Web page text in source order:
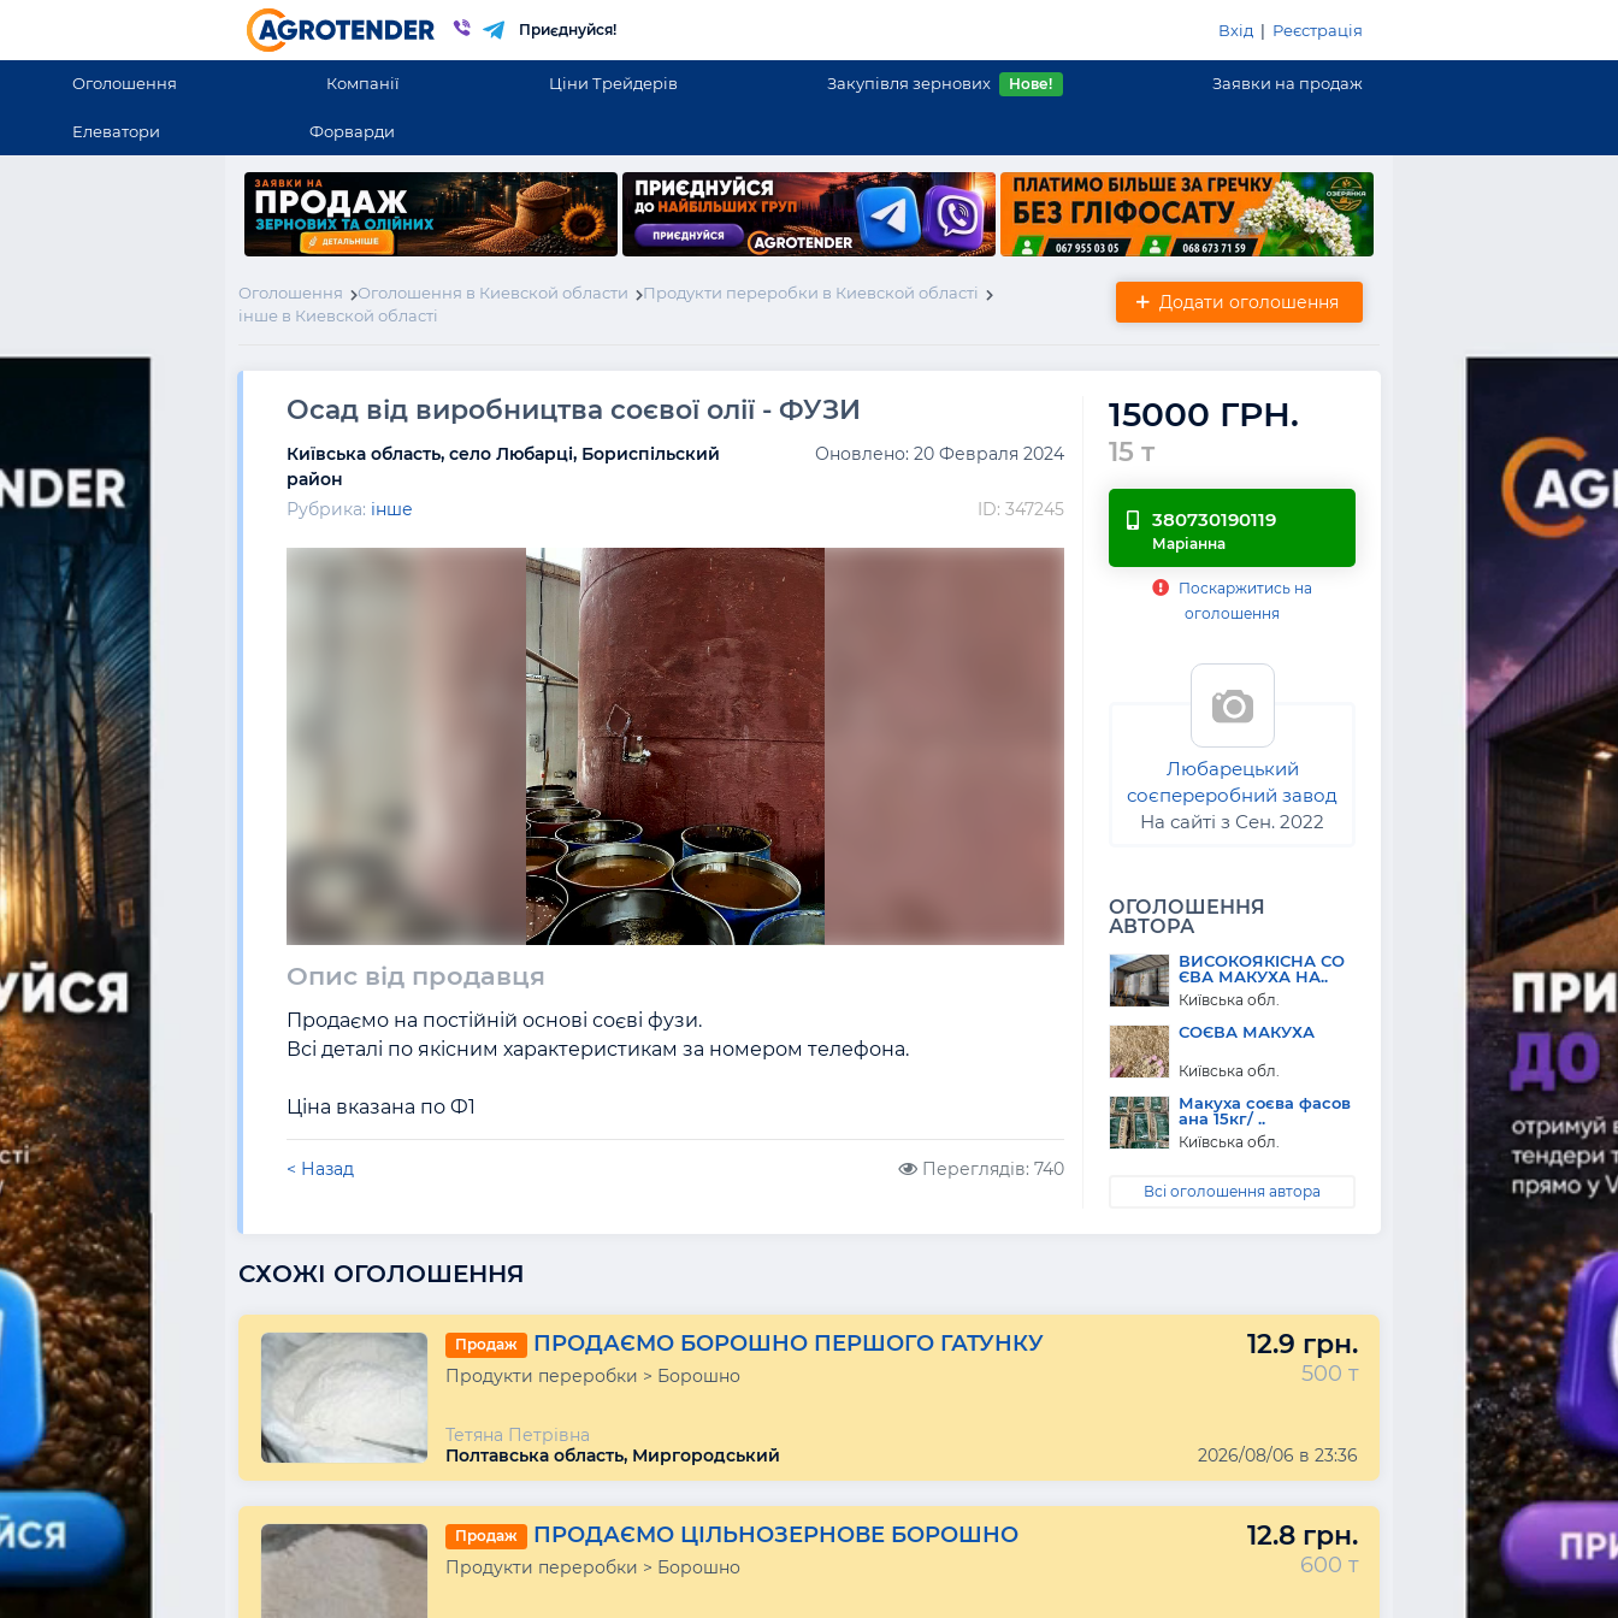
Приєднуйся! Вхід | Реєстрація
Оголошення Компанії Ціни Трейдерів Закупівля зернових Нове! Заявки на продаж
Елеватори Форварди
Оголошення Оголошення в Киевской области
Продукти переробки в Киевской області
інше в Киевской області
Додати оголошення
Осад від виробництва соєвої олії - ФУЗИ
Київська область, село Любарці, Бориспільский
район
Оновлено: 20 Февраля 2024
Рубрика: інше ID: 347245
Опис від продавця
Продаємо на постійній основі соєві фузи.
Всі деталі по якісним характеристикам за номером телефона.
Ціна вказана по Ф1
< Назад Переглядів: 740
15000 ГРН.
15 т
380730190119
Маріанна
Поскаржитись на
оголошення
Любарецький
соєпереробний завод
На сайті з Сен. 2022
ОГОЛОШЕННЯ
АВТОРА
ВИСОКОЯКІСНА СО
ЄВА МАКУХА НА..
Київська обл.
СОЄВА МАКУХА
Київська обл.
Макуха соєва фасов
ана 15кг/ ..
Київська обл.
Всі оголошення автора
СХОЖІ ОГОЛОШЕННЯ
Продаж ПРОДАЄМО БОРОШНО ПЕРШОГО ГАТУНКУ 12.9 грн.
Продукти переробки > Борошно 500 т
Тетяна Петрівна
Полтавська область, Миргородський
2026/08/06 в 23:36
Продаж ПРОДАЄМО ЦІЛЬНОЗЕРНОВЕ БОРОШНО 12.8 грн.
Продукти переробки > Борошно 600 т